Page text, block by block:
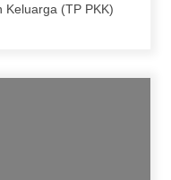
Keluarga (TP PKK)